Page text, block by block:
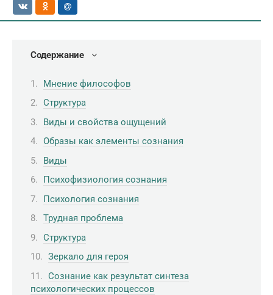
Содержание
Мнение философов
Структура
Виды и свойства ощущений
Образы как элементы сознания
Виды
Психофизиология сознания
Психология сознания
Трудная проблема
Структура
Зеркало для героя
Сознание как результат синтеза
психологических процессов